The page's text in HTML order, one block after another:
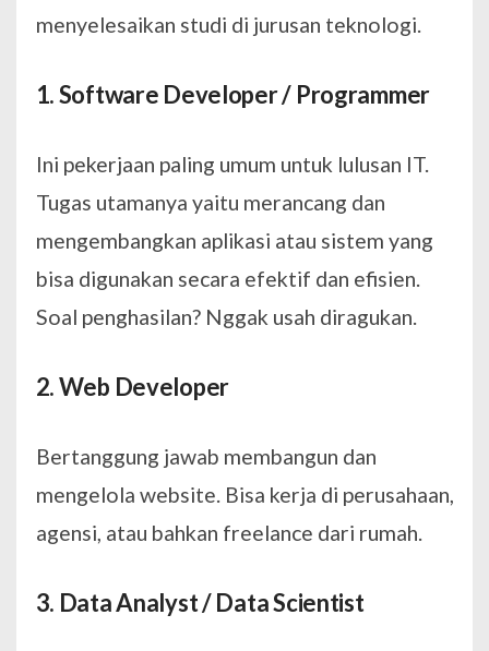
menyelesaikan studi di jurusan teknologi.
1. Software Developer / Programmer
Ini pekerjaan paling umum untuk lulusan IT.
Tugas utamanya yaitu merancang dan
mengembangkan aplikasi atau sistem yang
bisa digunakan secara efektif dan efisien.
Soal penghasilan? Nggak usah diragukan.
2. Web Developer
Bertanggung jawab membangun dan
mengelola website. Bisa kerja di perusahaan,
agensi, atau bahkan freelance dari rumah.
3. Data Analyst / Data Scientist